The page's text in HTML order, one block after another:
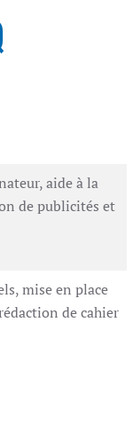
aide à la
de publicités et
mise en place
de cahier